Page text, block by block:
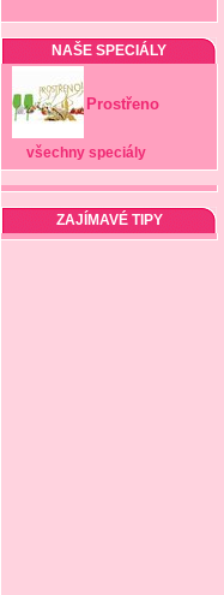
NAŠE SPECIÁLY
Prostřeno
všechny speciály
ZAJÍMAVÉ TIPY